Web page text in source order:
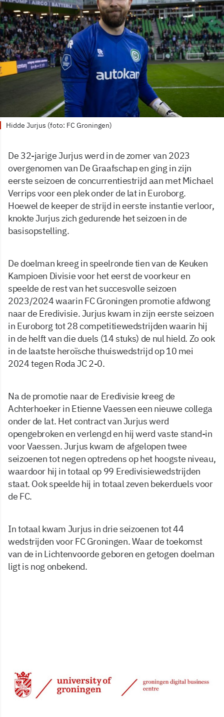
Hidde Jurjus (foto: FC Groningen)
De 32-jarige Jurjus werd in de zomer van 2023
overgenomen van De Graafschap en ging in zijn
eerste seizoen de concurrentiestrijd aan met Michael
Verrips voor een plek onder de lat in Euroborg.
Hoewel de keeper de strijd in eerste instantie verloor,
knokte Jurjus zich gedurende het seizoen in de
basisopstelling.
De doelman kreeg in speelronde tien van de Keuken
Kampioen Divisie voor het eerst de voorkeur en
speelde de rest van het succesvolle seizoen
2023/2024 waarin FC Groningen promotie afdwong
naar de Eredivisie. Jurjus kwam in zijn eerste seizoen
in Euroborg tot 28 competitiewedstrijden waarin hij
in de helft van die duels (14 stuks) de nul hield. Zo ook
in de laatste heroïsche thuiswedstrijd op 10 mei
2024 tegen Roda JC 2-0.
Na de promotie naar de Eredivisie kreeg de
Achterhoeker in Etienne Vaessen een nieuwe collega
onder de lat. Het contract van Jurjus werd
opengebroken en verlengd en hij werd vaste stand-in
voor Vaessen. Jurjus kwam de afgelopen twee
seizoenen tot negen optredens op het hoogste niveau,
waardoor hij in totaal op 99 Eredivisiewedstrijden
staat. Ook speelde hij in totaal zeven bekerduels voor
de FC.
In totaal kwam Jurjus in drie seizoenen tot 44
wedstrijden voor FC Groningen. Waar de toekomst
van de in Lichtenvoorde geboren en getogen doelman
ligt is nog onbekend.
26 mei 2026, 08:25